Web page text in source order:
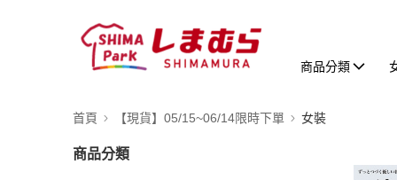
商品分類
首頁 【現貨】05/15~06/14限時下單 女裝
商品分類